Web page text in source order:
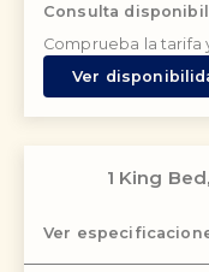
Consulta
Comprueba la tarifa
Ver
1 King
Ver